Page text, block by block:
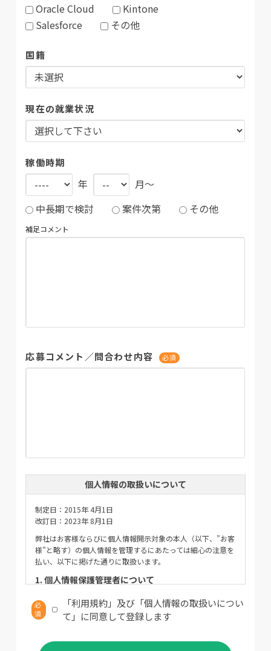
Oracle Cloud
Kintone
Salesforce
その他
国籍
現在の就業状況
稼働時期
年
月～
中長期で検討
案件次第 その他
補足コメント
応募コメント／問合わせ内容 必須
個人情報の取扱いについて
制定日：2015年 4月1日
改訂日：2023年 8月1日
弊社はお客様ならびに個人情報開示対象の本人（以下、”お客
様”と略す）の個人情報を管理するにあたっては細心の注意を
払い、以下に掲げた通りに取扱います。
1. 個人情報保護管理者について
人情報を適切且つ安全に管理し、外部からの不正アクセス、
紛失、破壊、改ざん、漏洩等を予防及び是正するための対策
個人情報保護管理者：取締役 遠峰 亮
必
須
「利用規約」及び「個人情報の取扱いについ
て」に同意して登録します